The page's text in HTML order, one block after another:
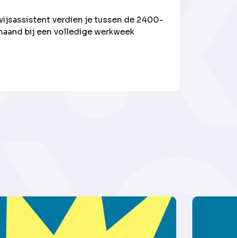
verdien je tussen de 2400-
bij een volledige werkweek